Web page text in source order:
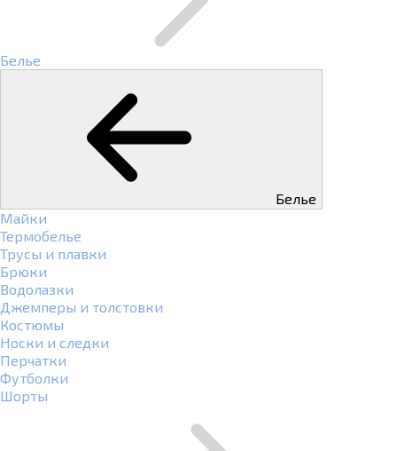
Белье
Белье
Майки
Термобелье
Трусы и плавки
Брюки
Водолазки
Джемперы и толстовки
Костюмы
Носки и следки
Перчатки
Футболки
Шорты